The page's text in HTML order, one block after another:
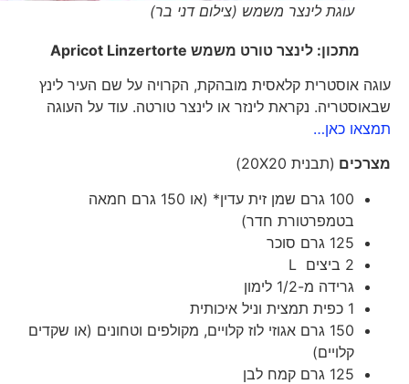
עוגת לינצר משמש (צילום דני בר)
מתכון: לינצר טורט משמשApricot Linzertorte
עוגה אוסטרית קלאסית מובהקת, הקרויה על שם העיר לינץ
שבאוסטריה. נקראת לינזר או לינצר טורטה. עוד על העוגה
תמצאו כאן…
מצרכים(תבנית 20X20)
100 גרם שמן זית עדין* (או 150 גרם חמאה
בטמפרטורת חדר)
125 גרם סוכר
2 ביצים L
גרידה מ-1/2 לימון
1 כפית תמצית וניל איכותית
150 גרם אגוזי לוז קלויים, מקולפים וטחונים (או שקדים
קלויים)
125 גרם קמח לבן